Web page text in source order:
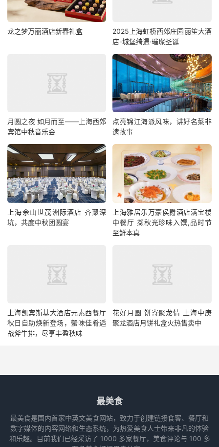
龙之梦万丽酒店新春礼盒
2025上海虹桥西郊庄园丽笙大酒
店-城堡绮遇·璀璨圣诞
月圆之夜 如月而至——上海西郊
宾馆中秋音乐会
点亮锦江海派风味，讲好名菜非
遗故事
上海佘山世茂洲际酒店 齐聚深
坑，共度中秋团圆宴
上海雅居乐万豪侯爵酒店满宝楼
中餐厅 撷秋光珍味入馔,品时节
至鲜本真
上海凯宾斯基大酒店元素西餐厅
秋日自助焕新登场，蟹味佳肴逅
战斧牛排，尽享丰盈秋味
花好月圆 饼寄聚龙情 上海中庚
聚龙酒店月饼礼盒火热售卖中
最美食
最美食是国内首家中英文美食网站，致力于创建链接食客、餐厅和
数字媒体的内容网络和生态系统，为热爱美食人士带来非凡的体验
和乐趣。目前我们已经采访了 1000 多家餐厅，美食评论与 100 多